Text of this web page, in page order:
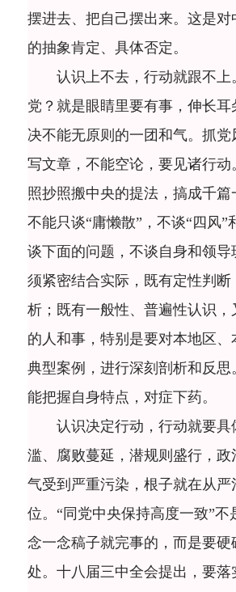
摆进去、把自己摆出来。这是
的抽象肯定、具体否定。
认识上不去，行动就跟不上
党？就是眼睛里要有事，伸长耳
决不能无原则的一团和气。抓党
写文章，不能空论，要见诸行
照抄照搬中央的提法，搞成千篇
不能只谈“庸懒散”，不谈“四风”
谈下面的问题，不谈自身和领
须紧密结合实际，既有定性判断
析；既有一般性、普遍性认识
的人和事，特别是要对本地区、
典型案例，进行深刻剖析和反
能把握自身特点，对症下药。
认识决定行动，行动就要具
滥、腐败蔓延，潜规则盛行，
气受到严重污染，根子就在从严
位。“同党中央保持高度一致”不
念一念稿子就完事的，而是要硬
处。十八届三中全会提出，要落